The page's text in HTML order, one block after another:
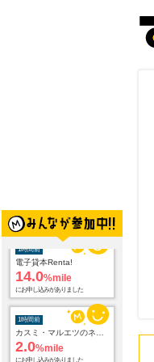
電子貸本Renta!
14.0%mile
にお申し込みがありました
1時間前
2.0%mile
にお申し込みがありました
1時間前
Yahoo!ショッピング